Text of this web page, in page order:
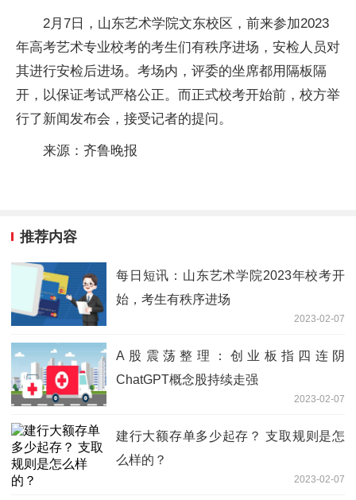
2月7日，山东艺术学院文东校区，前来参加2023
年高考艺术专业校考的考生们有秩序进场，安检人员对
其进行安检后进场。考场内，评委的坐席都用隔板隔
开，以保证考试严格公正。而正式校考开始前，校方举
行了新闻发布会，接受记者的提问。
来源：齐鲁晚报
推荐内容
每日短讯：山东艺术学院2023年校考开
始，考生有秩序进场
2023-02-07
A股震荡整理：创业板指四连阴
ChatGPT概念股持续走强
2023-02-07
建行大额存单多少起存？ 支取规则是怎
么样的？
2023-02-07